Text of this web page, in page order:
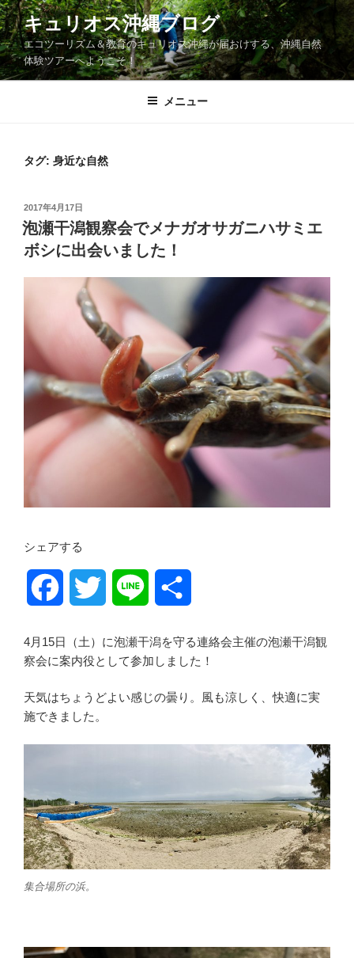
コ
ン
テ
ン
ツ
キュリオス沖縄ブログ
エコツーリズム＆教育のキュリオス沖縄が届おけする、沖縄自然
体験ツアーへようこそ！
メニュー
タグ: 身近な自然
投
稿
日:
2017年4月17日
泡瀬干潟観察会でメナガオサガニハサミエ
ボシに出会いました！
シェアする
c
e
o
k
t
r
n
e
4月15日（土）に泡瀬干潟を守る連絡会主催の泡瀬干潟観
察会に案内役として参加しました！
天気はちょうどよい感じの曇り。風も涼しく、快適に実
施できました。
集合場所の浜。